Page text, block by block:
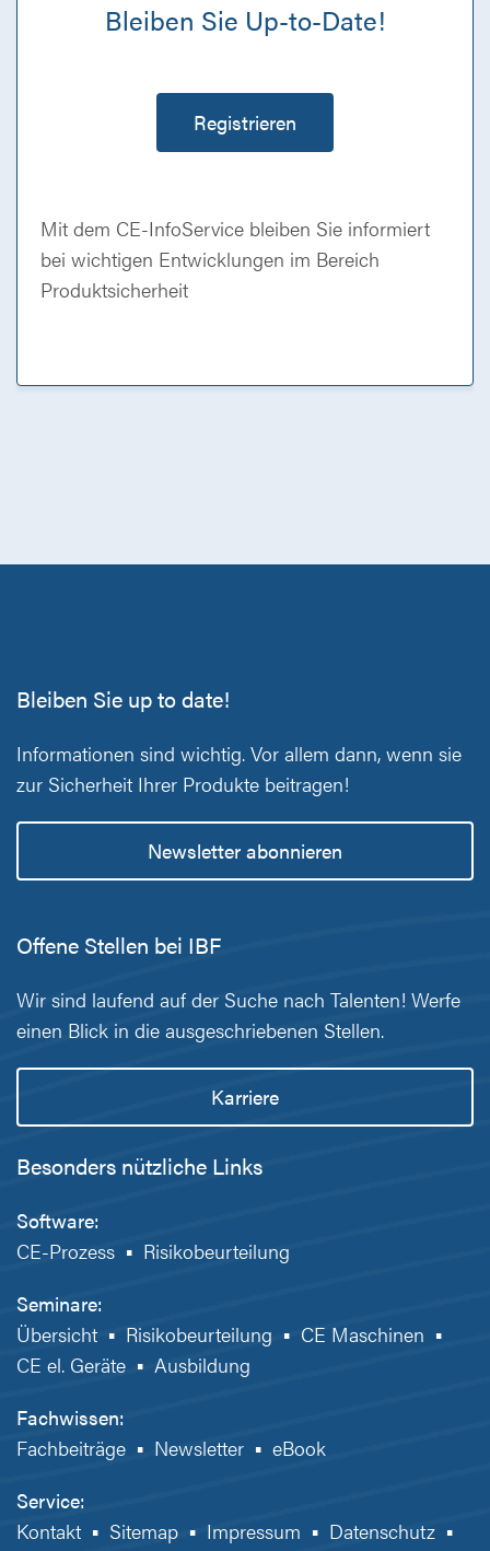
Bleiben Sie Up-to-Date!
Registrieren
Mit dem CE-InfoService bleiben Sie informiert
bei wichtigen Entwicklungen im Bereich
Produktsicherheit
Bleiben Sie up to date!
Informationen sind wichtig. Vor allem dann, wenn sie
zur Sicherheit Ihrer Produkte beitragen!
Newsletter abonnieren
Offene Stellen bei IBF
Wir sind laufend auf der Suche nach Talenten! Werfe
einen Blick in die ausgeschriebenen Stellen.
Karriere
Besonders nützliche Links
Software:
CE-Prozess ▪ Risikobeurteilung
Seminare:
Übersicht ▪ Risikobeurteilung ▪ CE Maschinen ▪
CE el. Geräte ▪ Ausbildung
Fachwissen:
Fachbeiträge ▪ Newsletter ▪ eBook
Service:
Kontakt ▪ Sitemap ▪ Impressum ▪ Datenschutz ▪